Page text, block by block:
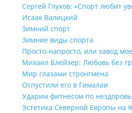
Сергей Глухов: «Спорт любит
Исаак Валицкий
Зимний спорт
Зимние виды спорта
Просто-напросто, или завод
Михаил Блейзер: Любовь без
Мир глазами стронгмена
Отпустили его в Гималаи
Ударим фитнесом по
Эстетика Северной Европы на